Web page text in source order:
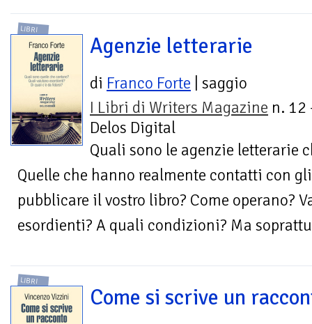
LIBRI
Agenzie letterarie
di Franco Forte | saggio
I Libri di Writers Magazine n. 12
Delos Digital
Quali sono le agenzie letterarie
Quelle che hanno realmente contatti con
pubblicare il vostro libro? Come operano?
esordienti? A quali condizioni? Ma
LIBRI
Come si scrive un